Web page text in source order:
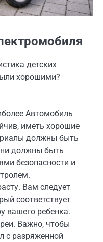
детских
хорошими?
Автомобиль
иметь хорошие
должны быть
должны быть
безопасности и
Вам следует
соответствует
вашего ребенка.
Важно, чтобы
с разряженной